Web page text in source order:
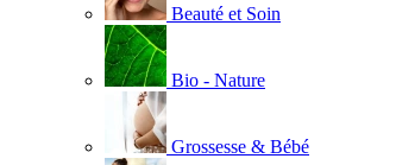
Beauté et Soin
Bio - Nature
Grossesse & Bébé